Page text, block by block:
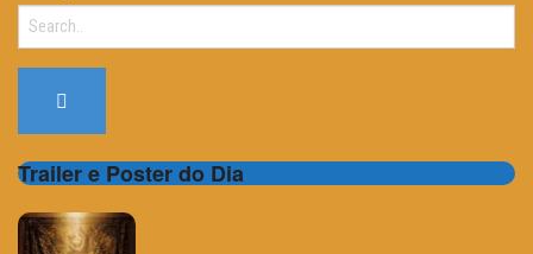
Search
Trailer e Poster do Dia